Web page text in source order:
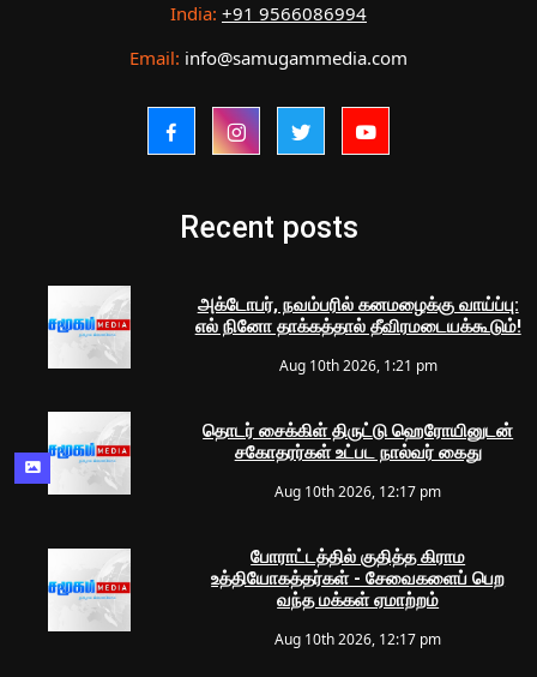
India: +91 9566086994
Email: info@samugammedia.com
Recent posts
அக்டோபர், நவம்பரில் கனமழைக்கு வாய்ப்பு:
எல் நினோ தாக்கத்தால் தீவிரமடையக்கூடும்!
Aug 10th 2026, 1:21 pm
தொடர் சைக்கிள் திருட்டு ஹெரோயினுடன்
சகோதரர்கள் உட்பட நால்வர் கைது
Aug 10th 2026, 12:17 pm
போராட்டத்தில் குதித்த கிராம
உத்தியோகத்தர்கள் - சேவைகளைப் பெற
வந்த மக்கள் ஏமாற்றம்
Aug 10th 2026, 12:17 pm